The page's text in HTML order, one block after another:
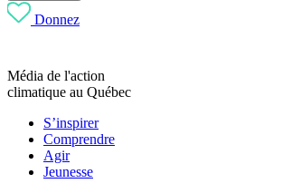
Donnez
Média de l'action
climatique au Québec
S’inspirer
Comprendre
Agir
Jeunesse